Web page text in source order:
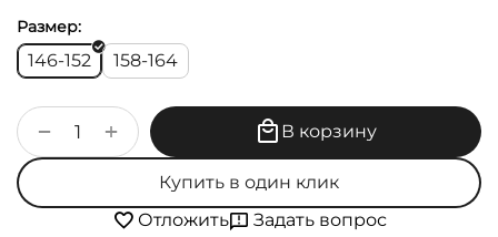
Размер:
146-152 158-164
+
− В корзину
Купить в один клик
Отложить
Задать вопрос